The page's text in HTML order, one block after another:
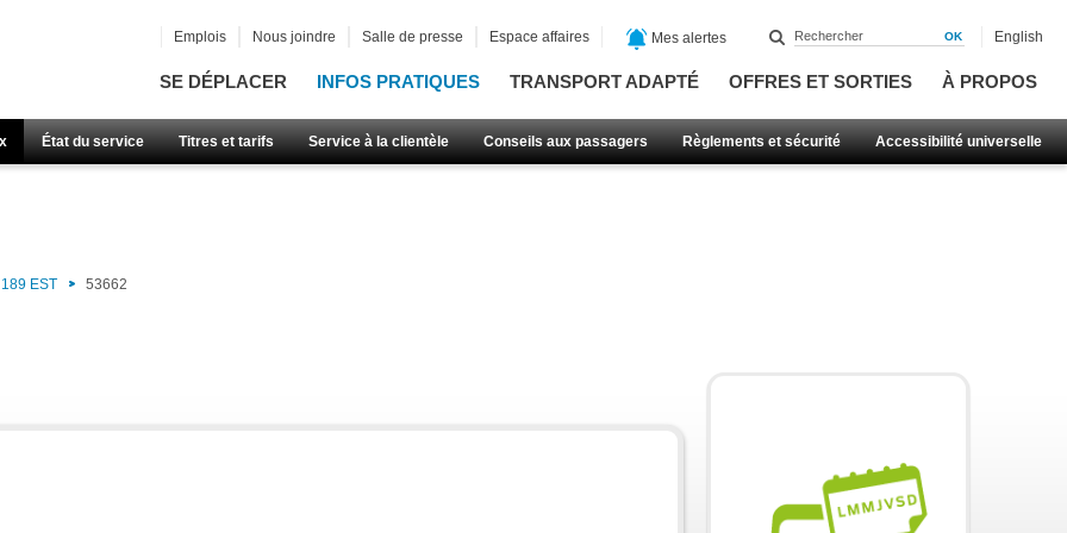
SE DÉPLACER INFOS PRATIQUES TRANSPORT ADAPTÉ OFFRES ET SORTIES À PROPOS
État du service Titres et tarifs Service à la clientèle Conseils aux passagers Règlements et sécurité Accessibilité universelle
Emplois Nous joindre Salle de presse Espace affaires Mes alertes English
189 EST 53662